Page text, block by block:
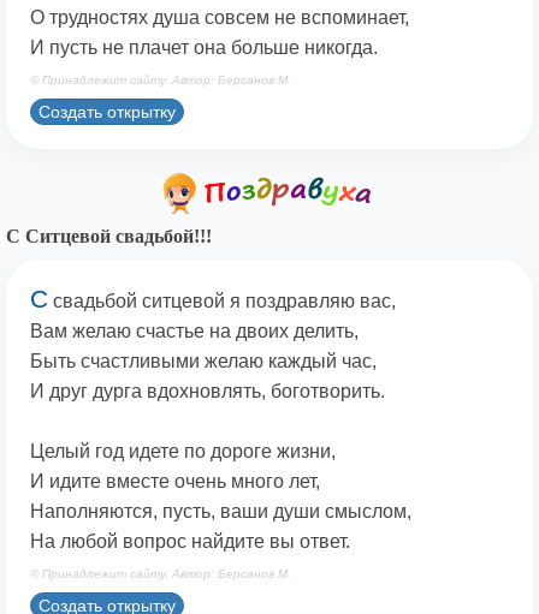
О трудностях душа совсем не вспоминает,
И пусть не плачет она больше никогда.
© Принадлежит сайту. Автор: Берсанов М.
Создать открытку
С Ситцевой свадьбой!!!
С свадьбой ситцевой я поздравляю вас,
Вам желаю счастье на двоих делить,
Быть счастливыми желаю каждый час,
И друг дурга вдохновлять, боготворить.
Целый год идете по дороге жизни,
И идите вместе очень много лет,
Наполняются, пусть, ваши души смыслом,
На любой вопрос найдите вы ответ.
© Принадлежит сайту. Автор: Берсанов М.
Создать открытку